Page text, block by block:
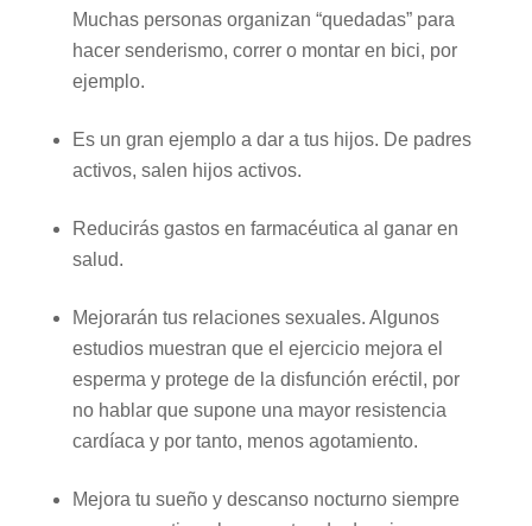
Muchas personas organizan “quedadas” para
hacer senderismo, correr o montar en bici, por
ejemplo.
Es un gran ejemplo a dar a tus hijos. De padres
activos, salen hijos activos.
Reducirás gastos en farmacéutica al ganar en
salud.
Mejorarán tus relaciones sexuales. Algunos
estudios muestran que el ejercicio mejora el
esperma y protege de la disfunción eréctil, por
no hablar que supone una mayor resistencia
cardíaca y por tanto, menos agotamiento.
Mejora tu sueño y descanso nocturno siempre